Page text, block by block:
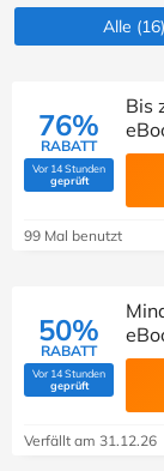
Alle (16)
76%
RABATT
Vor 14 Stunden
geprüft(Von Savoo geprüft)
Bis
99 Mal benutzt
50%
RABATT
Vor 14 Stunden
geprüft(Von Savoo geprüft)
Verfällt am 31.12.26